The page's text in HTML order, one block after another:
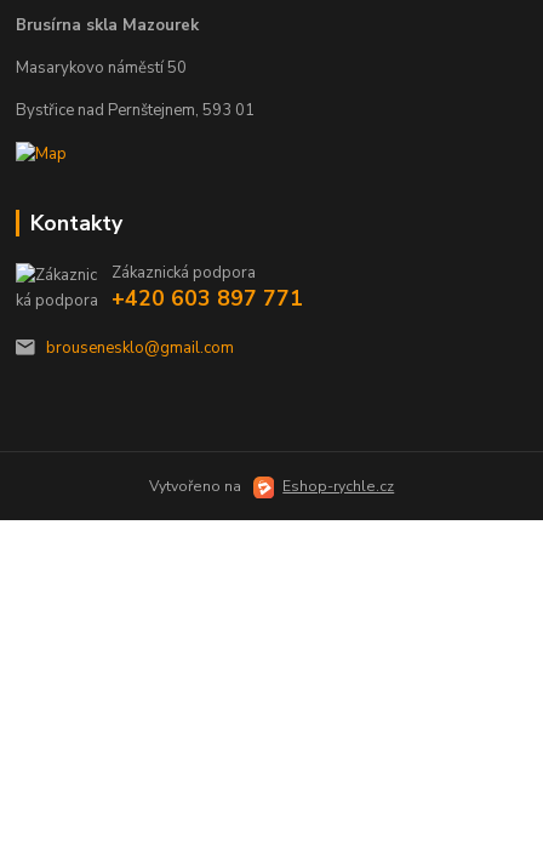
Brusírna skla Mazourek
Masarykovo náměstí 50
Bystřice nad Pernštejnem, 593 01
Kontakty
Zákaznická podpora
+420 603 897 771
brousenesklo@gmail.com
Vytvořeno na Eshop-rychle.cz